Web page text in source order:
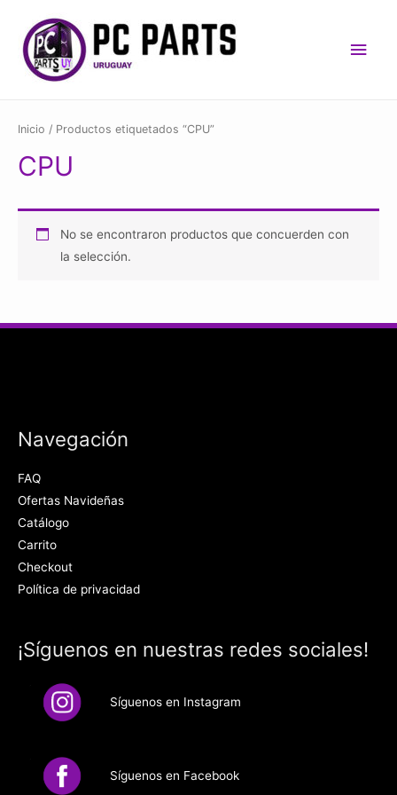
Inicio / Productos etiquetados “CPU”
CPU
No se encontraron productos que concuerden con
la selección.
Navegación
FAQ
Ofertas Navideñas
Catálogo
Carrito
Checkout
Política de privacidad
¡Síguenos en nuestras redes sociales!
Síguenos en Instagram
Síguenos en Facebook